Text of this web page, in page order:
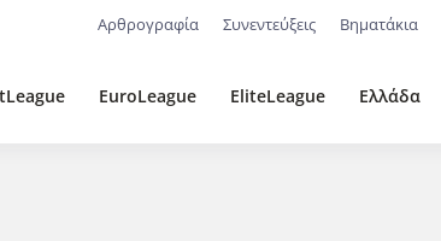
Αρθρογραφία Συνεντεύξεις Βηματάκια
EuroLeague EliteLeague Ελλάδα